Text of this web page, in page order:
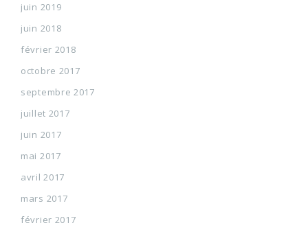
juin 2019
juin 2018
février 2018
octobre 2017
septembre 2017
juillet 2017
juin 2017
mai 2017
avril 2017
mars 2017
février 2017